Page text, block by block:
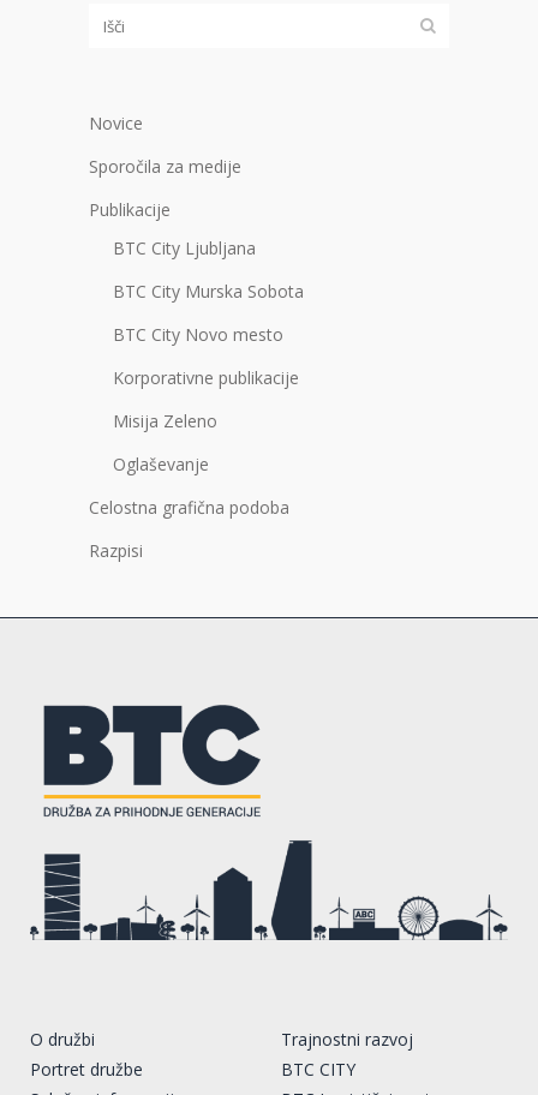
Novice
Sporočila za medije
Publikacije
BTC City Ljubljana
BTC City Murska Sobota
BTC City Novo mesto
Korporativne publikacije
Misija Zeleno
Oglaševanje
Celostna grafična podoba
Razpisi
O družbi
Portret družbe
Trajnostni razvoj
BTC CITY